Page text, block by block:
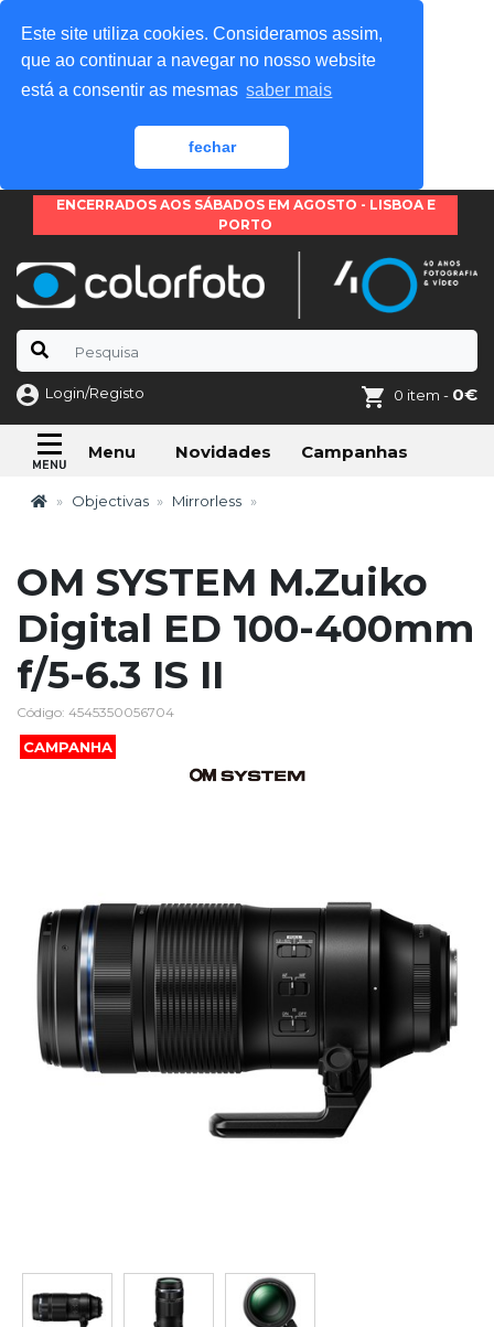
Este site utiliza cookies. Consideramos assim,
que ao continuar a navegar no nosso website
está a consentir as mesmas saber mais
fechar
ENCERRADOS AOS SÁBADOS EM AGOSTO - LISBOA E
PORTO
Login/Registo 0 item - 0€
Menu Novidades Campanhas
Objectivas Mirrorless
OM SYSTEM M.Zuiko
Digital ED 100-400mm
f/5-6.3 IS II
Código: 4545350056704
CAMPANHA